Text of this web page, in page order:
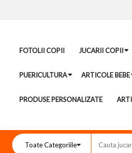
FOTOLII COPII JUCARII COPII
PUERICULTURA ARTICOLE BEBE
PRODUSE PERSONALIZATE